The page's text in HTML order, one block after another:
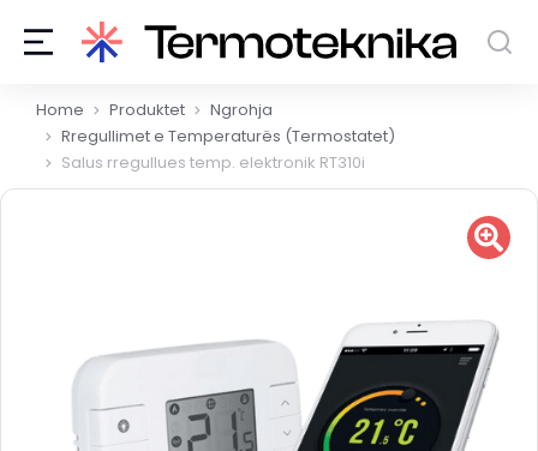
You are here:
Home Produktet
Ngrohja
Rregullimet e Temperaturës (Termostatet)
Salus rregullues temp. elektronik RT310i